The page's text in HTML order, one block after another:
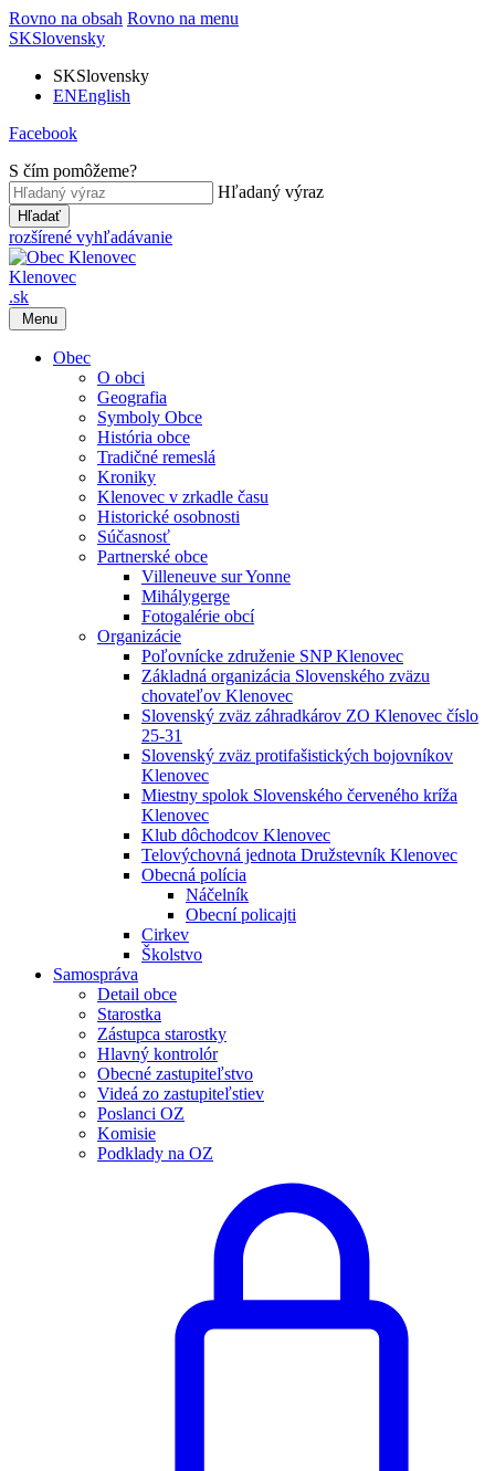
Rovno na obsah Rovno na menu
SKSlovensky
SKSlovensky
ENEnglish
Facebook
S čím pomôžeme?
Hľadaný výraz
Hľadať
rozšírené vyhľadávanie
Klenovec
.sk
Menu
Obec
O obci
Geografia
Symboly Obce
História obce
Tradičné remeslá
Kroniky
Klenovec v zrkadle času
Historické osobnosti
Súčasnosť
Partnerské obce
Villeneuve sur Yonne
Mihálygerge
Fotogalérie obcí
Organizácie
Poľovnícke združenie SNP Klenovec
Základná organizácia Slovenského zväzu
chovateľov Klenovec
Slovenský zväz záhradkárov ZO Klenovec číslo
25-31
Slovenský zväz protifašistických bojovníkov
Klenovec
Miestny spolok Slovenského červeného kríža
Klenovec
Klub dôchodcov Klenovec
Telovýchovná jednota Družstevník Klenovec
Obecná polícia
Náčelník
Obecní policajti
Cirkev
Školstvo
Samospráva
Detail obce
Starostka
Zástupca starostky
Hlavný kontrolór
Obecné zastupiteľstvo
Videá zo zastupiteľstiev
Poslanci OZ
Komisie
Podklady na OZ